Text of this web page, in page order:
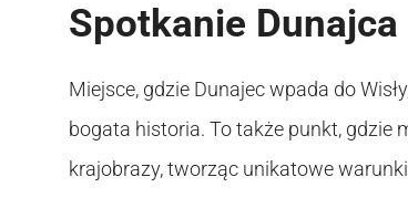
Spotkanie Dunajca
Miejsce, gdzie Dunajec wpada do
bogata historia. To także punkt, gdzie
krajobrazy, tworząc unikatowe